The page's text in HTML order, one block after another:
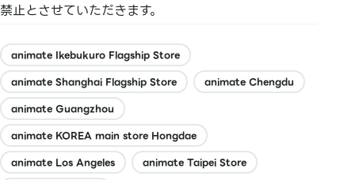
禁止とさせていただきます。
animate Ikebukuro Flagship Store
animate Shanghai Flagship Store
animate Chengdu
animate Guangzhou
animate KOREA main store Hongdae
animate Los Angeles
animate Taipei Store